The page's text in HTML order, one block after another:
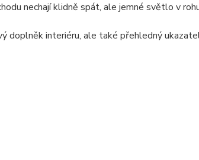
nechají klidně spát, ale jemné světlo v
doplněk interiéru, ale také přehledný